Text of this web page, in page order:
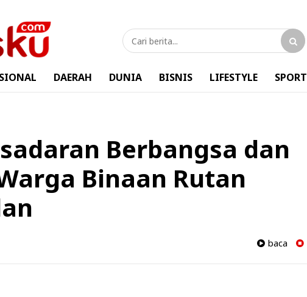
DAERAH DUNIA BISNIS LIFESTYLE SPORT
Berbangsa dan
Binaan Rutan
baca